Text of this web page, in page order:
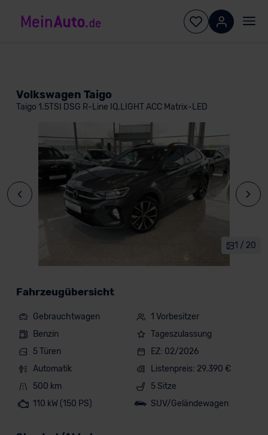
Volkswagen Taigo
Taigo 1.5TSI DSG R-Line IQ.LIGHT ACC Matrix-LED
1 / 20
Fahrzeugübersicht
Gebrauchtwagen
1 Vorbesitzer
Benzin
Tageszulassung
5 Türen
EZ: 02/2026
Automatik
Listenpreis: 29.390 €
500 km
5 Sitze
110 kW (150 PS)
SUV/Geländewagen